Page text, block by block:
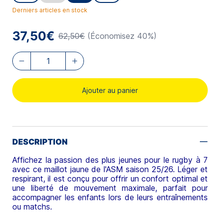
Derniers articles en stock
37,50€ 62,50€ (Économisez 40%)
Ajouter au panier
DESCRIPTION
Affichez la passion des plus jeunes pour le rugby à 7
avec ce maillot jaune de l'ASM saison 25/26. Léger et
respirant, il est conçu pour offrir un confort optimal et
une liberté de mouvement maximale, parfait pour
accompagner les enfants lors de leurs entraînements
ou matchs.